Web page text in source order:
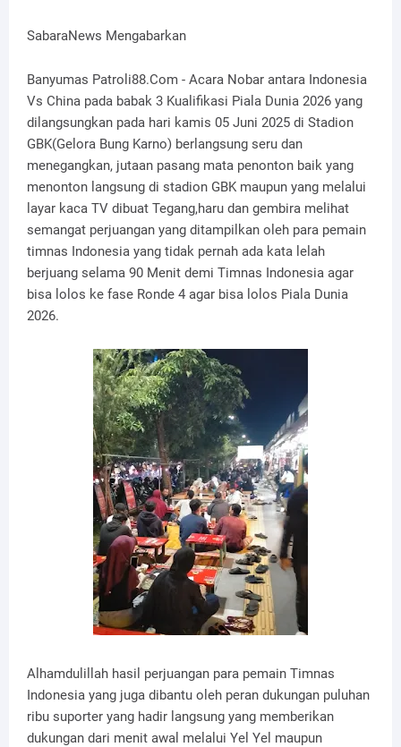
SabaraNews Mengabarkan
Banyumas Patroli88.Com - Acara Nobar antara Indonesia
Vs China pada babak 3 Kualifikasi Piala Dunia 2026 yang
dilangsungkan pada hari kamis 05 Juni 2025 di Stadion
GBK(Gelora Bung Karno) berlangsung seru dan
menegangkan, jutaan pasang mata penonton baik yang
menonton langsung di stadion GBK maupun yang melalui
layar kaca TV dibuat Tegang,haru dan gembira melihat
semangat perjuangan yang ditampilkan oleh para pemain
timnas Indonesia yang tidak pernah ada kata lelah
berjuang selama 90 Menit demi Timnas Indonesia agar
bisa lolos ke fase Ronde 4 agar bisa lolos Piala Dunia
2026.
Alhamdulillah hasil perjuangan para pemain Timnas
Indonesia yang juga dibantu oleh peran dukungan puluhan
ribu suporter yang hadir langsung yang memberikan
dukungan dari menit awal melalui Yel Yel maupun